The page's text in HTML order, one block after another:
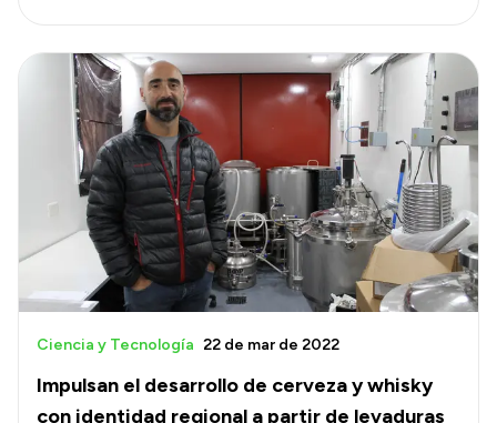
Impulsan el desarrollo de cerveza y whisky
con identidad regional a partir de levaduras
Ciencia y Tecnología 22 de mar de 2022